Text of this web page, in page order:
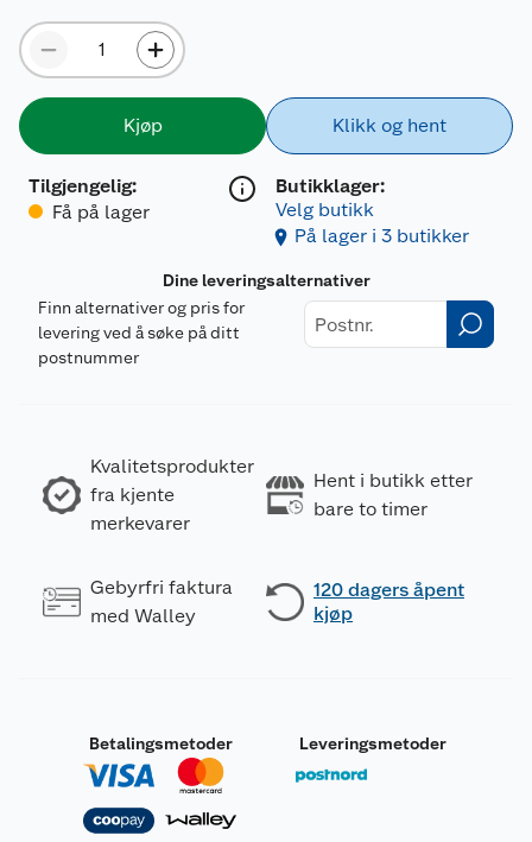
Kjøp
Tilgjengelig:
Få på lager
Klikk og hent
Butikklager:
Velg butikk
På lager i 3 butikker
Dine leveringsalternativer
Finn alternativer og pris for
levering ved å søke på ditt
postnummer
Kvalitetsprodukter
fra kjente
merkevarer
Hent i butikk etter
bare to timer
Gebyrfri faktura
med Walley
120 dagers åpent
kjøp
Betalingsmetoder Leveringsmetoder